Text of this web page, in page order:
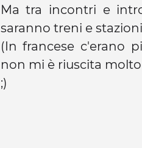
Ma tra incontri e
saranno treni e
(In francese c'erano
non mi è riuscita molto
;)